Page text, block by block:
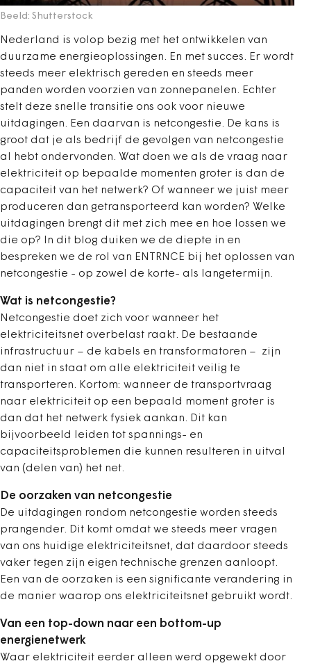
Beeld: Shutterstock
Nederland is volop bezig met het ontwikkelen van
duurzame energieoplossingen. En met succes. Er wordt
steeds meer elektrisch gereden en steeds meer
panden worden voorzien van zonnepanelen. Echter
stelt deze snelle transitie ons ook voor nieuwe
uitdagingen. Een daarvan is netcongestie. De kans is
groot dat je als bedrijf de gevolgen van netcongestie
al hebt ondervonden. Wat doen we als de vraag naar
elektriciteit op bepaalde momenten groter is dan de
capaciteit van het netwerk? Of wanneer we juist meer
produceren dan getransporteerd kan worden? Welke
uitdagingen brengt dit met zich mee en hoe lossen we
die op? In dit blog duiken we de diepte in en
bespreken we de rol van ENTRNCE bij het oplossen van
netcongestie - op zowel de korte- als langetermijn.
Wat is netcongestie?
Netcongestie doet zich voor wanneer het
elektriciteitsnet overbelast raakt. De bestaande
infrastructuur – de kabels en transformatoren – zijn
dan niet in staat om alle elektriciteit veilig te
transporteren. Kortom: wanneer de transportvraag
naar elektriciteit op een bepaald moment groter is
dan dat het netwerk fysiek aankan. Dit kan
bijvoorbeeld leiden tot spannings- en
capaciteitsproblemen die kunnen resulteren in uitval
van (delen van) het net.
De oorzaken van netcongestie
De uitdagingen rondom netcongestie worden steeds
prangender. Dit komt omdat we steeds meer vragen
van ons huidige elektriciteitsnet, dat daardoor steeds
vaker tegen zijn eigen technische grenzen aanloopt.
Een van de oorzaken is een significante verandering in
de manier waarop ons elektriciteitsnet gebruikt wordt.
Van een top-down naar een bottom-up
energienetwerk
Waar elektriciteit eerder alleen werd opgewekt door